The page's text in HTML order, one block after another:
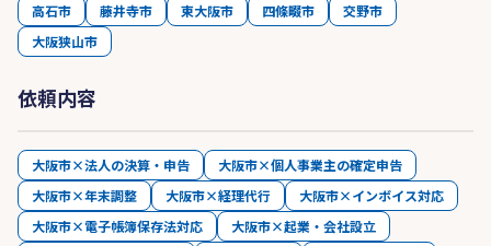
高石市
藤井寺市 東大阪市 四條畷市
交野市
大阪狭山市
依頼内容
大阪市×法人の決算・申告
大阪市×個人事業主の確定申告
大阪市×年末調整
大阪市×経理代行
大阪市×インボイス対応
大阪市×電子帳簿保存法対応
大阪市×起業・会社設立